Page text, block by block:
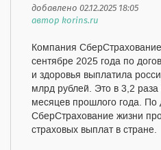
добавлено 02.12.2025 18:05
автор korins.ru
Компания
сентябре 2025 года по
и здоровья выплатила
млрд рублей. Это в 3,2
месяцев прошлого года.
СберСтрахование жизни
страховых выплат в стране.